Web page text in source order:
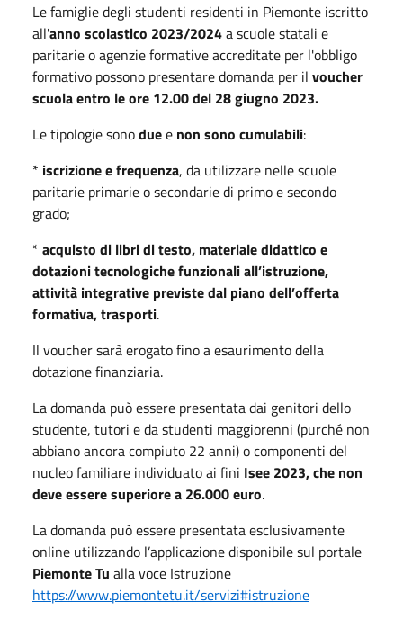
Le famiglie degli studenti residenti in Piemonte iscritto
all'anno scolastico 2023/2024a scuole statali e
paritarie o agenzie formative accreditate per l'obbligo
formativo possono presentare domanda per il voucher
scuola entro le ore 12.00 del 28 giugno 2023.
Le tipologie sonoduee non sono cumulabili:
* iscrizione e frequenza, da utilizzare nelle scuole
paritarie primarie o secondarie di primo e secondo
grado;
* acquisto di libri di testo, materiale didattico e
dotazioni tecnologiche funzionali all’istruzione,
attività integrative previste dal piano dell’offerta
formativa, trasporti.
Il voucher sarà erogato fino a esaurimento della
dotazione finanziaria.
La domanda può essere presentata dai genitori dello
studente, tutori e da studenti maggiorenni (purché non
abbiano ancora compiuto 22 anni) o componenti del
nucleo familiare individuato ai fini Isee 2023, che non
deve essere superiore a 26.000 euro.
La domanda può essere presentata esclusivamente
online utilizzando l’applicazione disponibile sul portale
Piemonte Tu alla voce Istruzione
https://www.piemontetu.it/servizi#istruzione